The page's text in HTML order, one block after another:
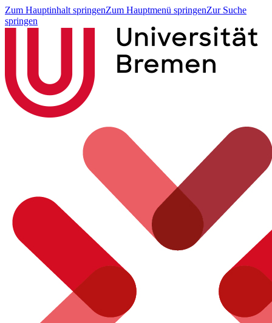
Zum Hauptinhalt springenZum Hauptmenü springenZur Suche
springen